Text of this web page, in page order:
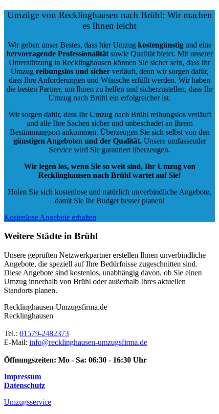
Umzüge von Recklinghausen nach Brühl: Wir machen
es Ihnen leicht
Wir geben unser Bestes, dass hier Umzug kostengünstigund eine
hervorragende Professionalität sowie Qualität bietet. Mit unserer
Unterstützung in Recklinghausen können Sie sicher sein, dass Ihr
Umzug reibungslos und sicherverläuft, denn wir sorgen dafür,
dass Ihre Anforderungen und Wünsche erfüllt werden. Wir haben
die besten Partner, um Ihnen zu helfen und sicherzustellen, dass Ihr
Umzug nach Brühl ein erfolgreicher ist.
Wir sorgen dafür, dass Ihr Umzug nach Brühl reibungslos verläuft
und alle Ihre Sachen sicher und unbeschadet an Ihrem
Bestimmungsort ankommen. Überzeugen Sie sich selbst von den
günstigen Angeboten und der Qualität.Unsere umfassender
Service wird Sie garantiert überzeugen.
Wir legen los, wenn Sie so weit sind, Ihr Umzug von
Recklinghausen nach Brühl wartet auf Sie!
Holen Sie sich kostenlose und natürlich unverbindliche Angebote,
damit Sie Ihr Budget besser planen!
Kostenlose Angebote erhalten
Weitere Städte in Brühl
Unsere geprüften Netzwerkpartner erstellen Ihnen unverbindliche
Angebote, die speziell auf Ihre Bedürfnisse zugeschnitten sind.
Diese Angebote sind kostenlos, unabhängig davon, ob Sie einen
Umzug innerhalb von Brühl oder außerhalb Ihres aktuellen
Standorts planen.
Recklinghausen-Umzugsfirma.de
Recklinghausen
Tel.: 01579-2482373
E-Mail: info@recklinghausen-umzugsfirma.de
Öffnungszeiten: Mo - Sa: 06:30 - 16:30 Uhr
Impressum
Datenschutz
Umzugsservice